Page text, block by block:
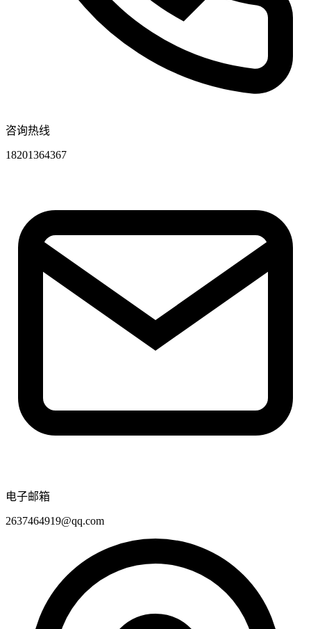
咨询热线
18201364367
电子邮箱
2637464919@qq.com